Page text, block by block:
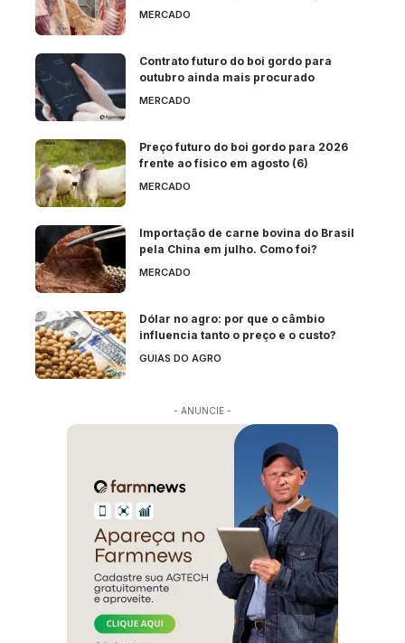
MERCADO
Contrato futuro do boi gordo para
outubro ainda mais procurado
MERCADO
Preço futuro do boi gordo para 2026
frente ao físico em agosto (6)
MERCADO
Importação de carne bovina do Brasil
pela China em julho. Como foi?
MERCADO
Dólar no agro: por que o câmbio
influencia tanto o preço e o custo?
GUIAS DO AGRO
- ANUNCIE -